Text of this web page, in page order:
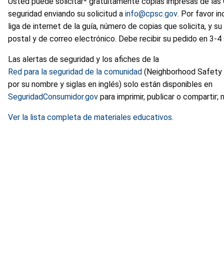
seguridad enviando su solicitud a info@cpsc.gov. Por favor
liga de internet de la guía, número de copias que solicita, y
postal y de correo electrónico. Debe recibir su pedido en 3-4
Las alertas de seguridad y los afiches de la
Red para la seguridad de la comunidad (Neighborhood Safety
por su nombre y siglas en inglés) solo están disponibles en
SeguridadConsumidor.gov para imprimir, publicar o compartir;
Ver la lista completa de materiales educativos.